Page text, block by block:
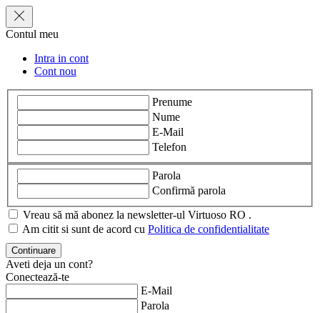
Contul meu
Intra in cont
Cont nou
Prenume
Nume
E-Mail
Telefon
Parola
Confirmă parola
Vreau să mă abonez la newsletter-ul Virtuoso RO .
Am citit si sunt de acord cu Politica de confidentialitate
Aveti deja un cont?
Conectează-te
E-Mail
Parola